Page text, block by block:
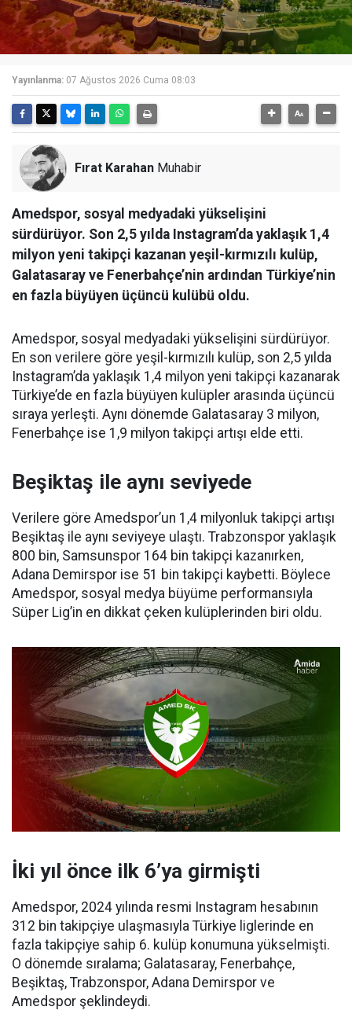
Yayınlanma: 07 Ağustos 2026 Cuma 08:03
Fırat Karahan Muhabir
Amedspor, sosyal medyadaki yükselişini
sürdürüyor. Son 2,5 yılda Instagram’da yaklaşık 1,4
milyon yeni takipçi kazanan yeşil-kırmızılı kulüp,
Galatasaray ve Fenerbahçe’nin ardından Türkiye’nin
en fazla büyüyen üçüncü kulübü oldu.
Amedspor, sosyal medyadaki yükselişini sürdürüyor.
En son verilere göre yeşil-kırmızılı kulüp, son 2,5 yılda
Instagram’da yaklaşık 1,4 milyon yeni takipçi kazanarak
Türkiye’de en fazla büyüyen kulüpler arasında üçüncü
sıraya yerleşti. Aynı dönemde Galatasaray 3 milyon,
Fenerbahçe ise 1,9 milyon takipçi artışı elde etti.
Beşiktaş ile aynı seviyede
Verilere göre Amedspor’un 1,4 milyonluk takipçi artışı
Beşiktaş ile aynı seviyeye ulaştı. Trabzonspor yaklaşık
800 bin, Samsunspor 164 bin takipçi kazanırken,
Adana Demirspor ise 51 bin takipçi kaybetti. Böylece
Amedspor, sosyal medya büyüme performansıyla
Süper Lig’in en dikkat çeken kulüplerinden biri oldu.
İki yıl önce ilk 6’ya girmişti
Amedspor, 2024 yılında resmi Instagram hesabının
312 bin takipçiye ulaşmasıyla Türkiye liglerinde en
fazla takipçiye sahip 6. kulüp konumuna yükselmişti.
O dönemde sıralama; Galatasaray, Fenerbahçe,
Beşiktaş, Trabzonspor, Adana Demirspor ve
Amedspor şeklindeydi.